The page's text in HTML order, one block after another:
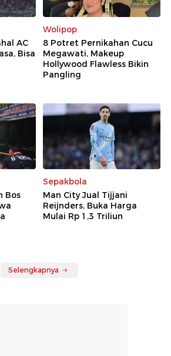
AC
Bisa
Wolipop
8 Potret Pernikahan Cucu
Megawati, Makeup
Hollywood Flawless Bikin
Pangling
Bos
Sepakbola
Man City Jual Tijjani
Reijnders, Buka Harga
Mulai Rp 1,3 Triliun
Selengkapnya